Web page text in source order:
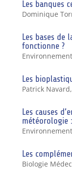
Les banques
Dominique
Les bases de
fonctionne ?
Les
Patrick Navard,
Les causes
météorologie
Les
Biologie